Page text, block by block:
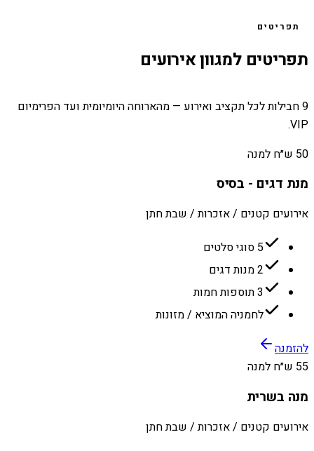
תפריטים
תפריטים למגוון אירועים
9 חבילות לכל תקציב ואירוע — מהארוחה היומיומית ועד הפרימיום
VIP.
50 ש״ח למנה
מנת דגים - בסיס
אירועים קטנים / אזכרות / שבת חתן
5 סוגי סלטים
2 מנות דגים
3 תוספות חמות
לחמניה המוציא / מזונות
להזמנה
55 ש״ח למנה
מנה בשרית
אירועים קטנים / אזכרות / שבת חתן